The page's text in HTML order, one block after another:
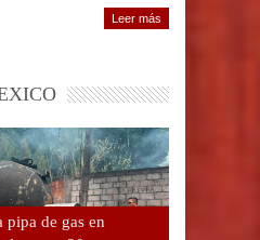
Leer más
pipa de gas en